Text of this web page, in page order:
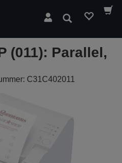
Suchen
(011): Parallel,
C31C402011